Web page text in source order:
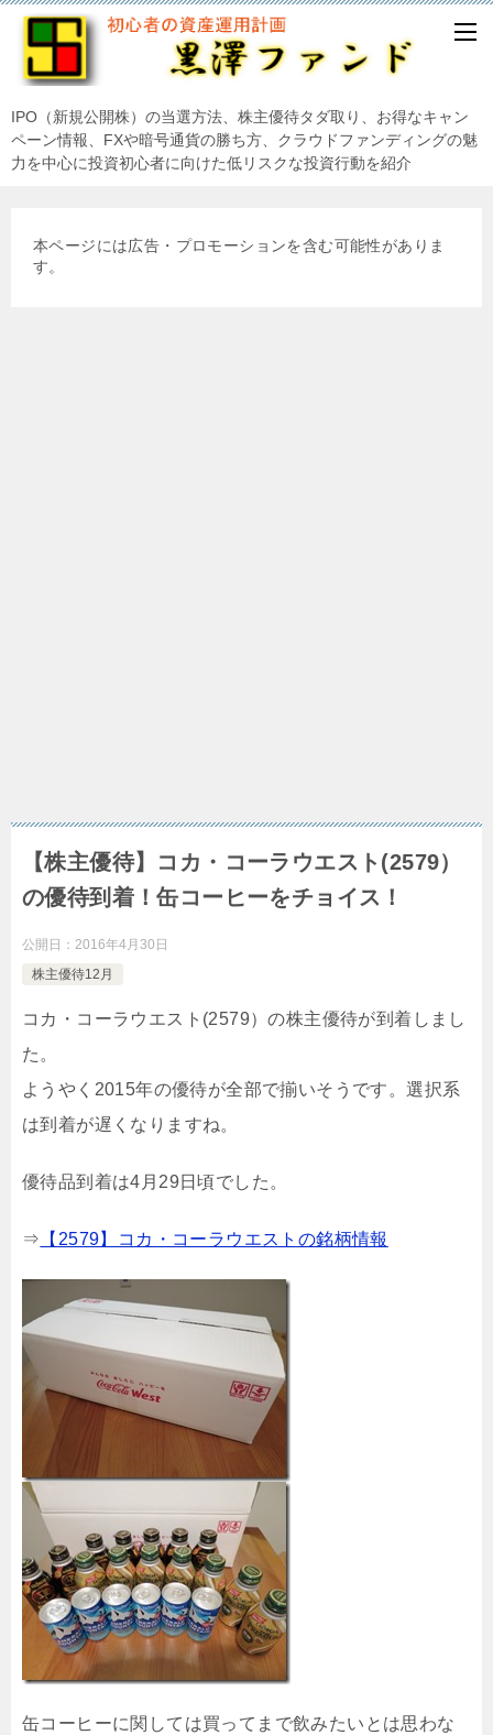
IPO（新規公開株）の当選方法、株主優待タダ取り、お得なキャン
ペーン情報、FXや暗号通貨の勝ち方、クラウドファンディングの魅
力を中心に投資初心者に向けた低リスクな投資行動を紹介
本ページには広告・プロモーションを含む可能性がありま
す。
【株主優待】コカ・コーラウエスト(2579）
の優待到着！缶コーヒーをチョイス！
公開日： 2016年4月30日
株主優待12月
コカ・コーラウエスト(2579）の株主優待が到着しまし
た。
ようやく2015年の優待が全部で揃いそうです。選択系
は到着が遅くなりますね。
優待品到着は4月29日頃でした。
⇒ 【2579】コカ・コーラウエストの銘柄情報
缶コーヒーに関しては買ってまで飲みたいとは思わな